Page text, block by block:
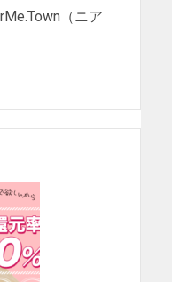
（ニア